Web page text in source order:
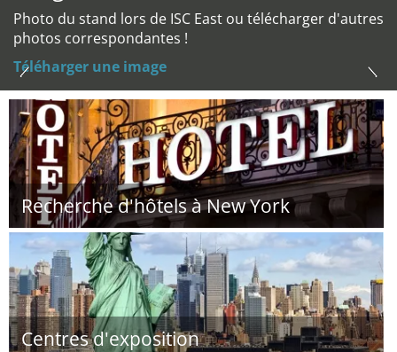
Photo du stand lors de ISC East ou télécharger d'autres
photos correspondantes !
Téléharger une image
Recherche d'hôtels à New York
Centres d'exposition